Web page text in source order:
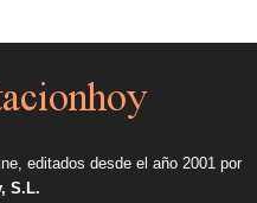
editados desde el año 2001 por
S.L.